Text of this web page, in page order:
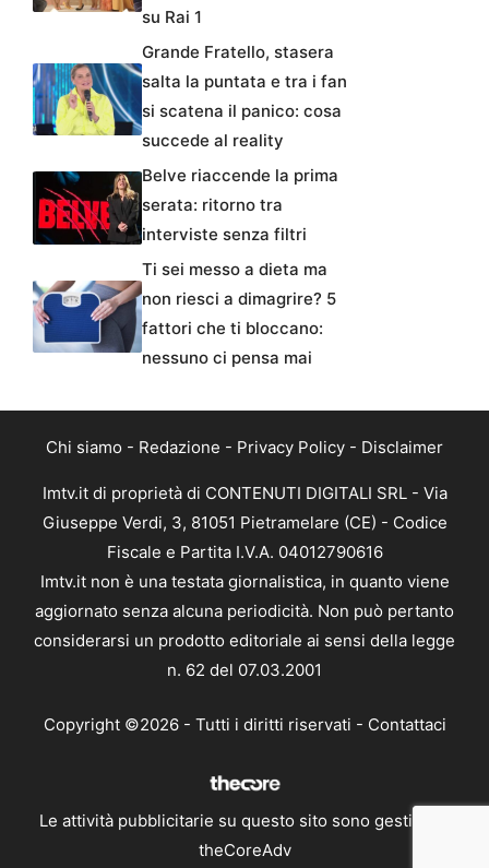
su Rai 1
Grande Fratello, stasera
salta la puntata e tra i fan
si scatena il panico: cosa
succede al reality
Belve riaccende la prima
serata: ritorno tra
interviste senza filtri
Ti sei messo a dieta ma
non riesci a dimagrire? 5
fattori che ti bloccano:
nessuno ci pensa mai
Chi siamo - Redazione - Privacy Policy - Disclaimer
Imtv.it di proprietà di CONTENUTI DIGITALI SRL - Via
Giuseppe Verdi, 3, 81051 Pietramelare (CE) - Codice
Fiscale e Partita I.V.A. 04012790616
Imtv.it non è una testata giornalistica, in quanto viene
aggiornato senza alcuna periodicità. Non può pertanto
considerarsi un prodotto editoriale ai sensi della legge
n. 62 del 07.03.2001
Copyright ©2026 - Tutti i diritti riservati - Contattaci
Le attività pubblicitarie su questo sito sono gestite da
theCoreAdv